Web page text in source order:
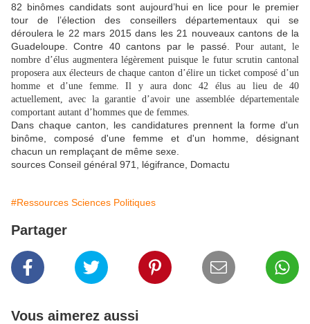
82 binômes candidats sont aujourd’hui en lice pour le premier
tour de l’élection des conseillers départementaux qui se
déroulera le 22 mars 2015 dans les 21 nouveaux cantons de la
Guadeloupe. Contre 40 cantons par le passé.Pour autant, le
nombre d’élus augmentera légèrement puisque le futur scrutin cantonal
proposera aux électeurs de chaque canton d’élire un ticket composé d’un
homme et d’une femme. Il y aura donc 42 élus au lieu de 40
actuellement, avec la garantie d’avoir une assemblée départementale
comportant autant d’hommes que de femmes.
Dans chaque canton, les candidatures prennent la forme d'un
binôme, composé d'une femme et d'un homme, désignant
chacun un remplaçant de même sexe.
sources Conseil général 971, légifrance, Domactu
#Ressources Sciences Politiques
Partager
Vous aimerez aussi